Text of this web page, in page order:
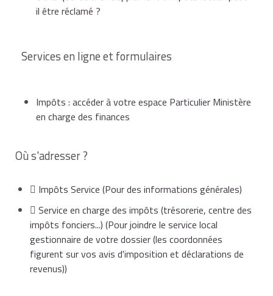
sur le revenu de 2013, l'administration a jusqu'au 31
il être réclamé ?
Services en ligne et formulaires
Impôts : accéder à votre espace Particulier Ministère
en charge des finances
Où s'adresser ?
Impôts Service (Pour des informations générales)
Service en charge des impôts (trésorerie, centre des
impôts fonciers...) (Pour joindre le service local
gestionnaire de votre dossier (les coordonnées
figurent sur vos avis d'imposition et déclarations de
revenus))